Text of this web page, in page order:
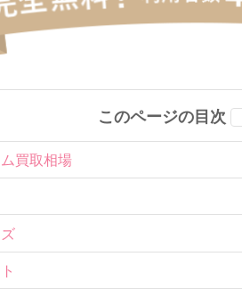
このページの目次
買取相場